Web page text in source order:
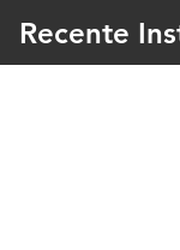
Recente